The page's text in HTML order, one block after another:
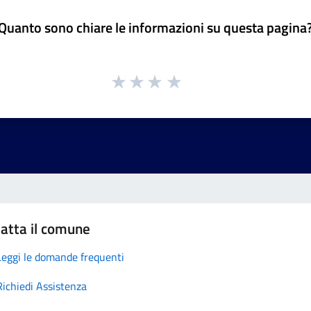
sono chiare le informazioni su questa
il comune
le domande frequenti
Assistenza